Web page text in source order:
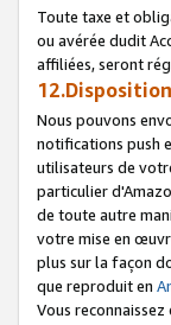
Toute taxe et
ou avérée dudit
affiliées, seront
Nous pouvons
notifications push
utilisateurs de
particulier
de toute autre
votre mise en
plus sur la façon
que reproduit en
Vous